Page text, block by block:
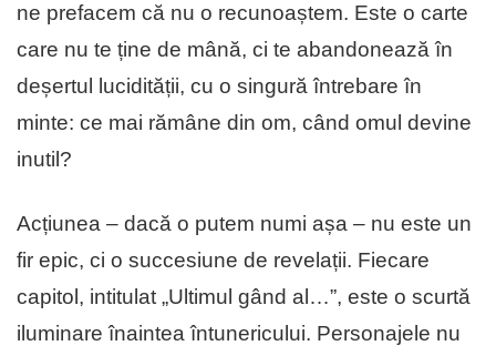
ne prefacem că nu o recunoaștem. Este o carte
care nu te ține de mână, ci te abandonează în
deșertul lucidității, cu o singură întrebare în
minte: ce mai rămâne din om, când omul devine
inutil?
Acțiunea – dacă o putem numi așa – nu este un
fir epic, ci o succesiune de revelații. Fiecare
capitol, intitulat „Ultimul gând al…”, este o scurtă
iluminare înaintea întunericului. Personajele nu